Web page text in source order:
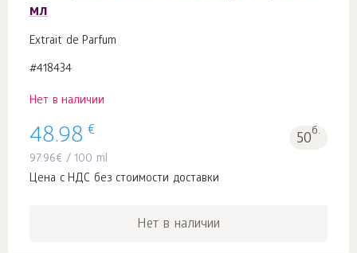
мл
Extrait de Parfum
#418434
Нет в наличии
48.98 € 50б.
97.96€ / 100 ml
Цена с НДС без стоимости доставки
Нет в наличии